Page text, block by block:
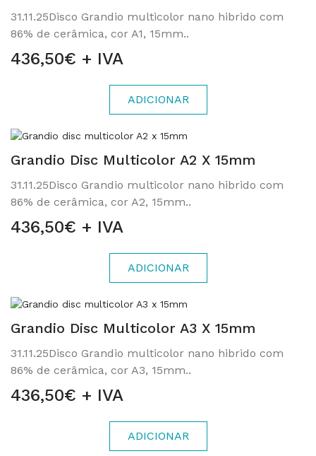
31.11.25Disco Grandio multicolor nano hibrido com
86% de cerâmica, cor A1, 15mm..
436,50€ + IVA
ADICIONAR
Grandio Disc Multicolor A2 X 15mm
31.11.25Disco Grandio multicolor nano hibrido com
86% de cerâmica, cor A2, 15mm..
436,50€ + IVA
ADICIONAR
Grandio Disc Multicolor A3 X 15mm
31.11.25Disco Grandio multicolor nano hibrido com
86% de cerâmica, cor A3, 15mm..
436,50€ + IVA
ADICIONAR